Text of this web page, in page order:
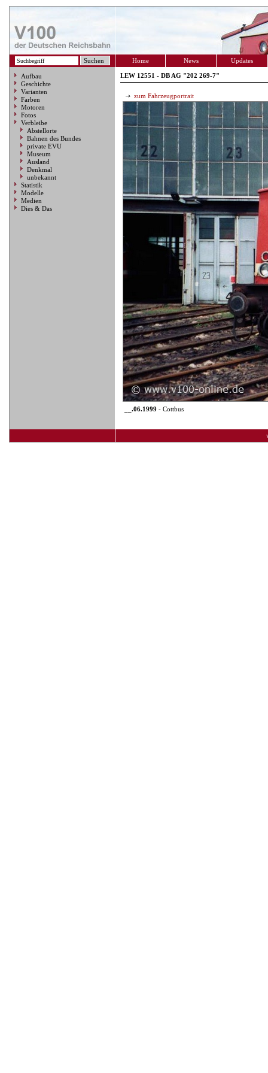
Home News Updates
Aufbau
Geschichte
Varianten
Farben
Motoren
Fotos
Verbleibe
Abstellorte
Bahnen des Bundes
private EVU
Museum
Ausland
Denkmal
unbekannt
Statistik
Modelle
Medien
Dies & Das
LEW 12551 - DB AG "202 269-7"
zum Fahrzeugportrait
__.06.1999 - Cottbus